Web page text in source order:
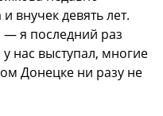
внучек девять лет.
— я последний раз
нас выступал, многие
Донецке ни разу не